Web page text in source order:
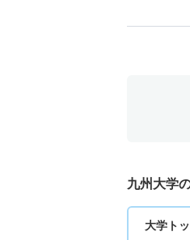
九州大学
大学ト